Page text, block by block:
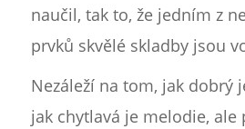
naučil, tak to, že jedním z
prvků skvělé skladby jsou
Nezáleží na tom, jak dobrý
jak chytlavá je melodie, ale